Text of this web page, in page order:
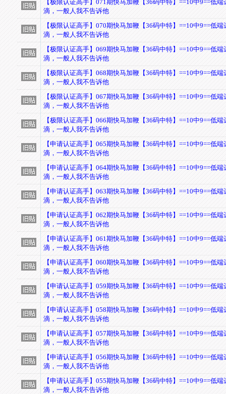
【极限认证高手】071期快马加鞭【36码中特】==10中9==低
滴，一般人我不告诉他
【极限认证高手】070期快马加鞭【36码中特】==10中9==低
滴，一般人我不告诉他
【极限认证高手】069期快马加鞭【36码中特】==10中9==低
滴，一般人我不告诉他
【极限认证高手】068期快马加鞭【36码中特】==10中9==低
滴，一般人我不告诉他
【极限认证高手】067期快马加鞭【36码中特】==10中9==低
滴，一般人我不告诉他
【极限认证高手】066期快马加鞭【36码中特】==10中9==低
滴，一般人我不告诉他
【申请认证高手】065期快马加鞭【36码中特】==10中9==低
滴，一般人我不告诉他
【申请认证高手】064期快马加鞭【36码中特】==10中9==低
滴，一般人我不告诉他
【申请认证高手】063期快马加鞭【36码中特】==10中9==低
滴，一般人我不告诉他
【申请认证高手】062期快马加鞭【36码中特】==10中9==低
滴，一般人我不告诉他
【申请认证高手】061期快马加鞭【36码中特】==10中9==低
滴，一般人我不告诉他
【申请认证高手】060期快马加鞭【36码中特】==10中9==低
滴，一般人我不告诉他
【申请认证高手】059期快马加鞭【36码中特】==10中9==低
滴，一般人我不告诉他
【申请认证高手】058期快马加鞭【36码中特】==10中9==低
滴，一般人我不告诉他
【申请认证高手】057期快马加鞭【36码中特】==10中9==低
滴，一般人我不告诉他
【申请认证高手】056期快马加鞭【36码中特】==10中9==低
滴，一般人我不告诉他
【申请认证高手】055期快马加鞭【36码中特】==10中9==低
滴，一般人我不告诉他